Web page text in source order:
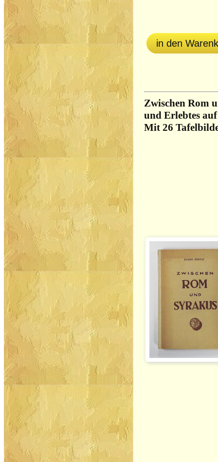
in den
Zwischen Rom
und Erlebtes
Mit 26